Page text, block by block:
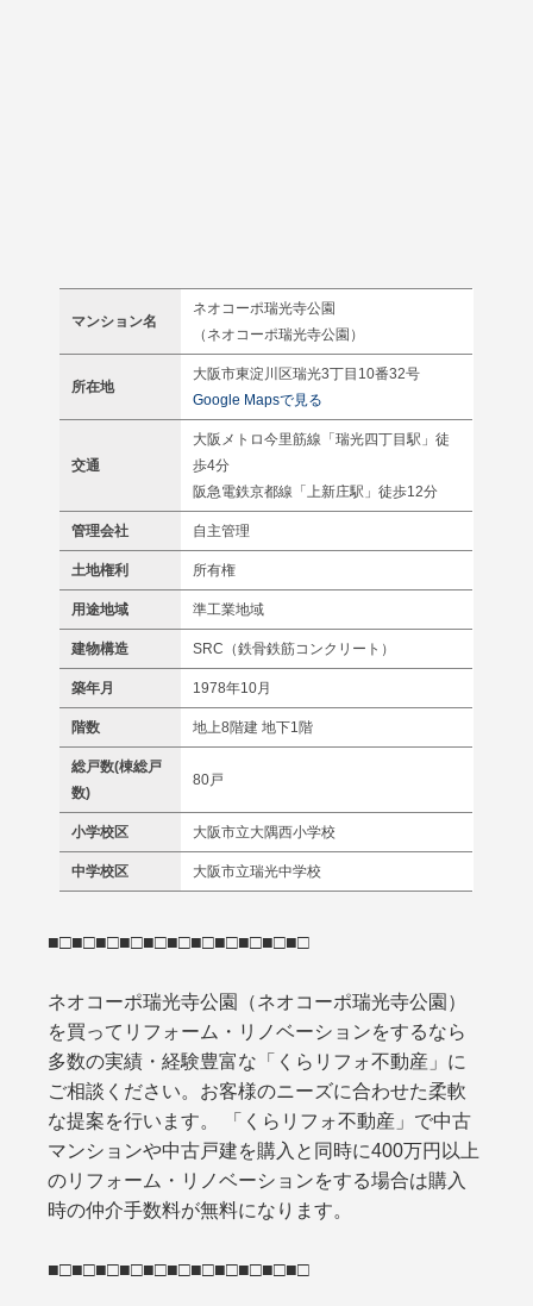
マンション名
ネオコーポ瑞光寺公園
（ネオコーポ瑞光寺公園）
所在地
大阪市東淀川区瑞光3丁目10番32号
Google Mapsで見る
交通
大阪メトロ今里筋線「瑞光四丁目駅」徒
歩4分
阪急電鉄京都線「上新庄駅」徒歩12分
管理会社 自主管理
土地権利 所有権
用途地域 準工業地域
建物構造 SRC（鉄骨鉄筋コンクリート）
築年月 1978年10月
階数 地上8階建 地下1階
総戸数(棟総戸
数)
80戸
小学校区 大阪市立大隅西小学校
中学校区 大阪市立瑞光中学校
■□■□■□■□■□■□■□■□■□■□■□
ネオコーポ瑞光寺公園（ネオコーポ瑞光寺公園）
を買ってリフォーム・リノベーションをするなら
多数の実績・経験豊富な「くらリフォ不動産」に
ご相談ください。お客様のニーズに合わせた柔軟
な提案を行います。 「くらリフォ不動産」で中古
マンションや中古戸建を購入と同時に400万円以上
のリフォーム・リノベーションをする場合は購入
時の仲介手数料が無料になります。
■□■□■□■□■□■□■□■□■□■□■□